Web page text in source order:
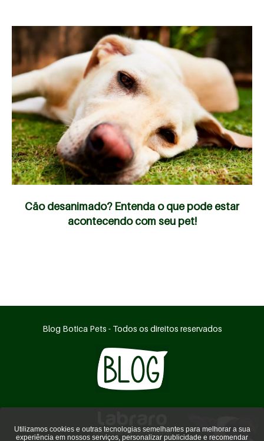
Cão desanimado? Entenda o que pode estar
acontecendo com seu pet!
Blog Botica Pets - Todos os direitos reservados
agência de marketing digital
Utilizamos cookies e outras tecnologias semelhantes para melhorar a sua
experiência em nossos serviços, personalizar publicidade e recomendar